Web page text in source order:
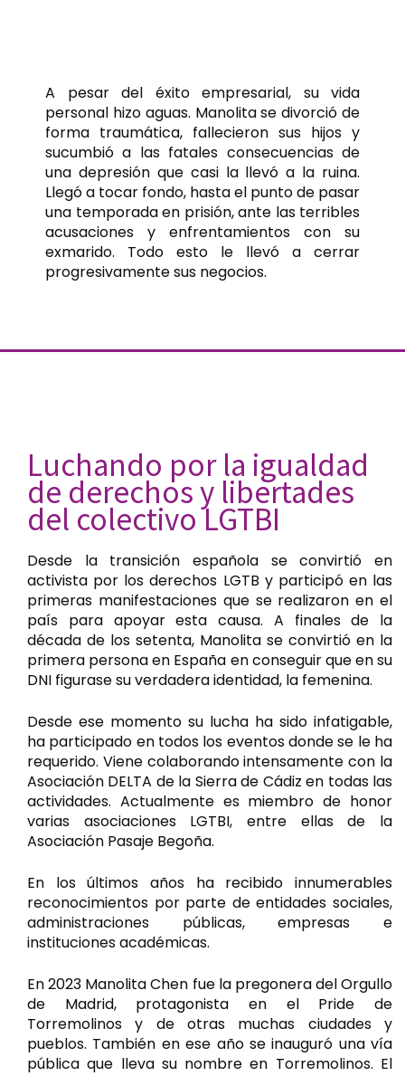
A pesar del éxito empresarial, su vida
personal hizo aguas. Manolita se divorció de
forma traumática, fallecieron sus hijos y
sucumbió a las fatales consecuencias de
una depresión que casi la llevó a la ruina.
Llegó a tocar fondo, hasta el punto de pasar
una temporada en prisión, ante las terribles
acusaciones y enfrentamientos con su
exmarido. Todo esto le llevó a cerrar
progresivamente sus negocios.
Luchando por la igualdad
de derechos y libertades
del colectivo LGTBI
Desde la transición española se convirtió en
activista por los derechos LGTB y participó en las
primeras manifestaciones que se realizaron en el
país para apoyar esta causa. A finales de la
década de los setenta, Manolita se convirtió en la
primera persona en España en conseguir que en su
DNI figurase su verdadera identidad, la femenina.
Desde ese momento su lucha ha sido infatigable,
ha participado en todos los eventos donde se le ha
requerido. Viene colaborando intensamente con la
Asociación DELTA de la Sierra de Cádiz en todas las
actividades. Actualmente es miembro de honor
varias asociaciones LGTBI, entre ellas de la
Asociación Pasaje Begoña.
En los últimos años ha recibido innumerables
reconocimientos por parte de entidades sociales,
administraciones públicas, empresas e
instituciones académicas.
En 2023 Manolita Chen fue la pregonera del Orgullo
de Madrid, protagonista en el Pride de
Torremolinos y de otras muchas ciudades y
pueblos. También en ese año se inauguró una vía
pública que lleva su nombre en Torremolinos. El